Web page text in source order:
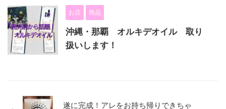
お店 商品
沖縄・那覇 オルキデオイル 取り
扱いします！
遂に完成！アレをお持ち帰りできちゃ